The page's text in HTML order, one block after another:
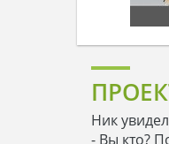
Ник
- Вы кто?